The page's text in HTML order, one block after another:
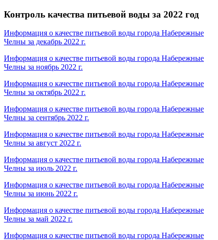
Контроль качества питьевой воды за 2022 год
Информация о качестве питьевой воды города Набережные
Челны за декабрь 2022 г.
Информация о качестве питьевой воды города Набережные
Челны за ноябрь 2022 г.
Информация о качестве питьевой воды города Набережные
Челны за октябрь 2022 г.
Информация о качестве питьевой воды города Набережные
Челны за сентябрь 2022 г.
Информация о качестве питьевой воды города Набережные
Челны за август 2022 г.
Информация о качестве питьевой воды города Набережные
Челны за июль 2022 г.
Информация о качестве питьевой воды города Набережные
Челны за июнь 2022 г.
Информация о качестве питьевой воды города Набережные
Челны за май 2022 г.
Информация о качестве питьевой воды города Набережные